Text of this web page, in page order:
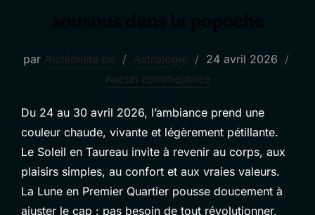
par Alchimiste.be Astrologie
Publié
le
24 avril 2026
Aucun commentaire
Du 24 au 30 avril 2026, l’ambiance prend une
couleur chaude, vivante et légèrement pétillante.
Le Soleil en Taureau invite à revenir au corps, aux
plaisirs simples, au confort et aux vraies valeurs.
La Lune en Premier Quartier pousse doucement à
ajuster le cap : pas besoin de tout révolutionner,